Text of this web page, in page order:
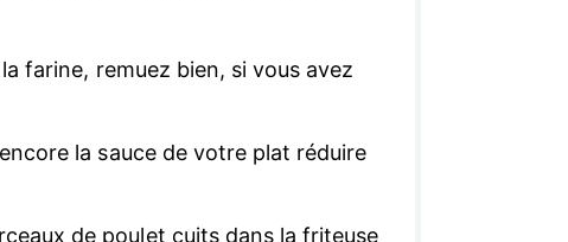
farine, remuez bien, si vous avez
la sauce de votre plat réduire
de poulet cuits dans la friteuse